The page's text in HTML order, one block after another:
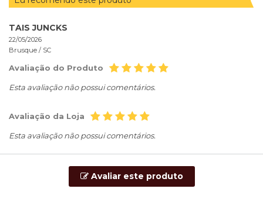
TAIS JUNCKS
22/05/2026
Brusque / SC
Avaliação do Produto
Esta avaliação não possui comentários.
Avaliação da Loja
Esta avaliação não possui comentários.
Avaliar este produto